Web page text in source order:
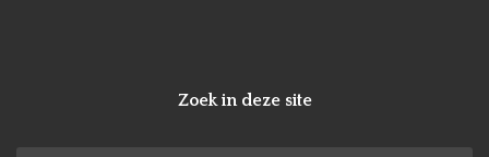
Zoek in deze site